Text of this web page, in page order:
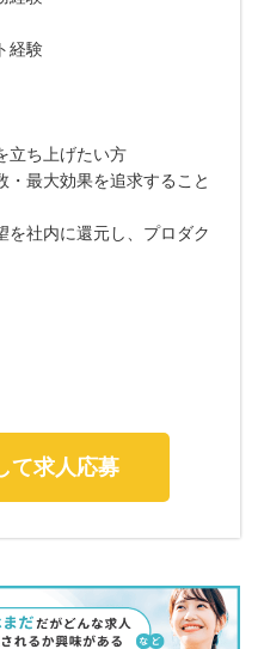
経験
立ち上げたい方
・最大効果を追求すること
を社内に還元し、プロダク
て求人応募